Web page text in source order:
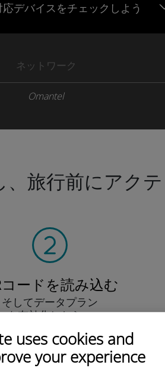
uses cookies and
your experience
デバイスをチェックしよう
ネットワーク
Omantel
旅行前にアク
ードを読み込む
そしてデータプラン
を有効化したら、
しょう シンプル！